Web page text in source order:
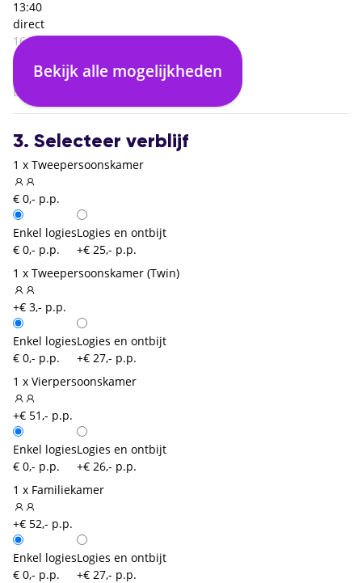
13:40
direct
16:25
Sevilla (SVQ)
02:45
Brussel Charleroi (CRL)
Bekijk alle mogelijkheden
3. Selecteer verblijf
1 x Tweepersoonskamer
€ 0,- p.p.
Enkel logies
€ 0,- p.p.
Logies en ontbijt
+€ 25,- p.p.
1 x Tweepersoonskamer (Twin)
+€ 3,- p.p.
Enkel logies
€ 0,- p.p.
Logies en ontbijt
+€ 27,- p.p.
1 x Vierpersoonskamer
+€ 51,- p.p.
Enkel logies
€ 0,- p.p.
Logies en ontbijt
+€ 26,- p.p.
1 x Familiekamer
+€ 52,- p.p.
Enkel logies
€ 0,- p.p.
Logies en ontbijt
+€ 27,- p.p.